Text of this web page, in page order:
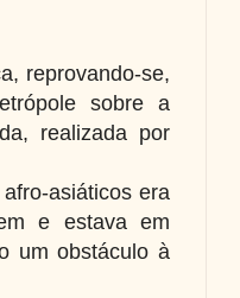
reprovando-se,
sobre a
realizada por
asiáticos era
e estava em
um obstáculo à